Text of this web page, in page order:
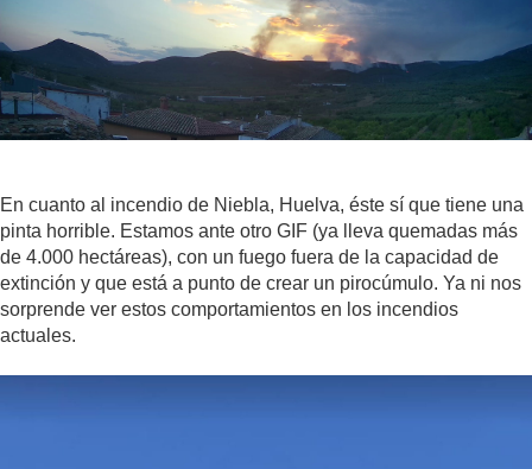
En cuanto al incendio de Niebla, Huelva, éste sí que tiene una
pinta horrible. Estamos ante otro GIF (ya lleva quemadas más
de 4.000 hectáreas), con un fuego fuera de la capacidad de
extinción y que está a punto de crear un pirocúmulo. Ya ni nos
sorprende ver estos comportamientos en los incendios
actuales.